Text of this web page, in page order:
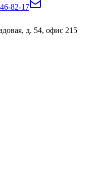
82-17
д. 54, офис 215